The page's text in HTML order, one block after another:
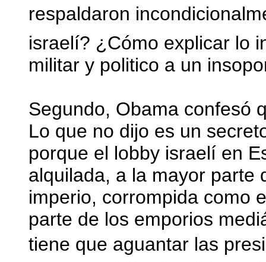
respaldaron
israelí? ¿Cómo explicar lo
militar y politico a un
Segundo, Obama confesó
Lo que no dijo es un
porque el lobby israelí en
alquilada, a la mayor parte
imperio, corrompida como
parte de los emporios
tiene que aguantar las